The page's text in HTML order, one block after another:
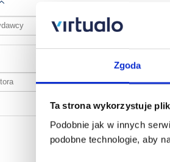
Zgoda
Ta strona wykorzystuje
Podobnie jak w innych
podobne technologie, aby